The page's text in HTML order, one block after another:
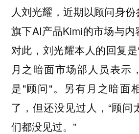
人刘光耀，近期以顾问身
旗下AI产品Kimi的市场与内
对此，刘光耀本人的回复
月之暗面市场部人员表示
是"顾问"。另有月之暗面
了，但还没见过人，“顾问
们都没见过。”